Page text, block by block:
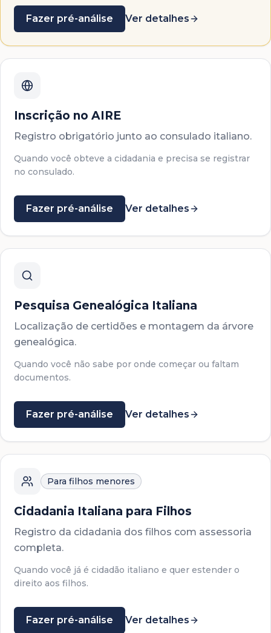
Fazer pré-análise Ver detalhes
Inscrição no AIRE
Registro obrigatório junto ao consulado italiano.
Quando você obteve a cidadania e precisa se registrar
no consulado.
Fazer pré-análise Ver detalhes
Pesquisa Genealógica Italiana
Localização de certidões e montagem da árvore
genealógica.
Quando você não sabe por onde começar ou faltam
documentos.
Fazer pré-análise Ver detalhes
Para filhos menores
Cidadania Italiana para Filhos
Registro da cidadania dos filhos com assessoria
completa.
Quando você já é cidadão italiano e quer estender o
direito aos filhos.
Fazer pré-análise Ver detalhes